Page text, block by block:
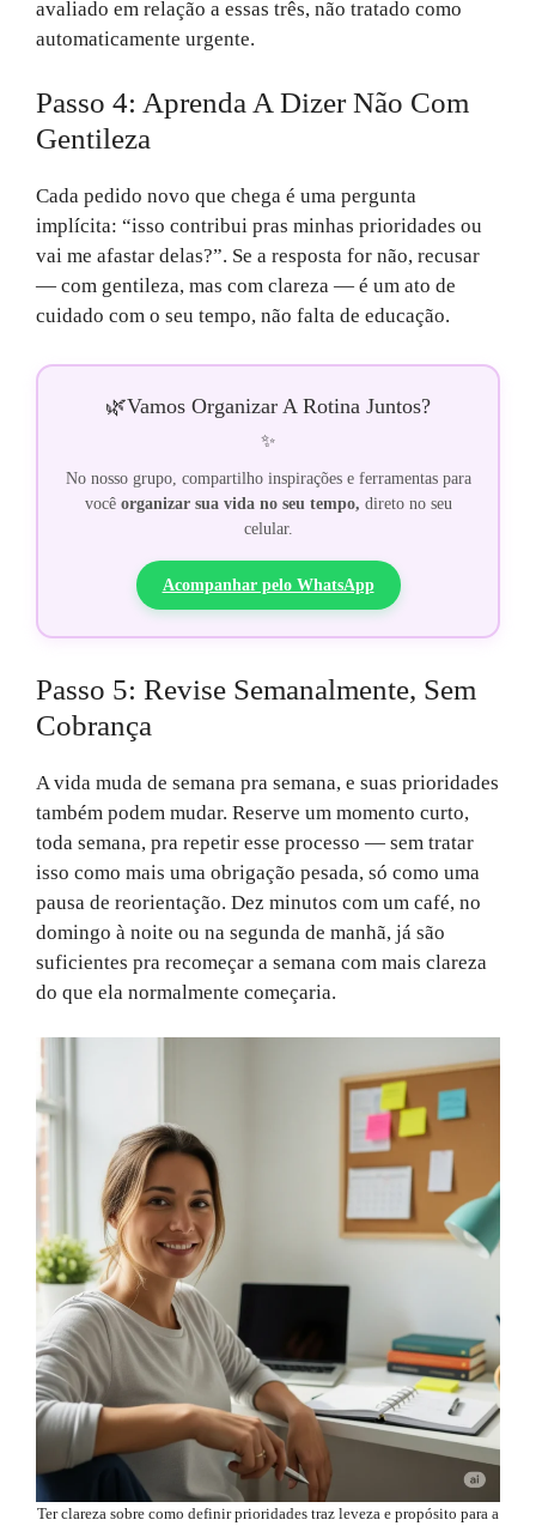
avaliado em relação a essas três, não tratado como
automaticamente urgente.
Passo 4: Aprenda A Dizer Não Com
Gentileza
Cada pedido novo que chega é uma pergunta
implícita: “isso contribui pras minhas prioridades ou
vai me afastar delas?”. Se a resposta for não, recusar
— com gentileza, mas com clareza — é um ato de
cuidado com o seu tempo, não falta de educação.
🌿Vamos Organizar A Rotina Juntos?
✨
No nosso grupo, compartilho inspirações e ferramentas para
você organizar sua vida no seu tempo, direto no seu
celular.
Acompanhar pelo WhatsApp
Passo 5: Revise Semanalmente, Sem
Cobrança
A vida muda de semana pra semana, e suas prioridades
também podem mudar. Reserve um momento curto,
toda semana, pra repetir esse processo — sem tratar
isso como mais uma obrigação pesada, só como uma
pausa de reorientação. Dez minutos com um café, no
domingo à noite ou na segunda de manhã, já são
suficientes pra recomeçar a semana com mais clareza
do que ela normalmente começaria.
Ter clareza sobre como definir prioridades traz leveza e propósito para a